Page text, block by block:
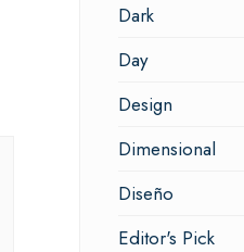
Dark
Day
Design
Dimensional
Diseño
Editor's Pick